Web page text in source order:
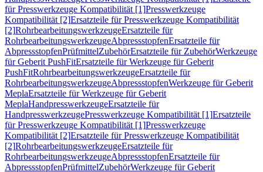
für Presswerkzeuge Kompatibilität [1]Presswerkzeuge
Kompatibilität [2]Ersatzteile für Presswerkzeuge Kompatibilität
[2]RohrbearbeitungswerkzeugeErsatzteile für
RohrbearbeitungswerkzeugeAbpressstopfenErsatzteile für
AbpressstopfenPrüfmittelZubehörErsatzteile für ZubehörWerkzeuge
für Geberit PushFitErsatzteile für Werkzeuge für Geberit
PushFitRohrbearbeitungswerkzeugeErsatzteile für
RohrbearbeitungswerkzeugeAbpressstopfenWerkzeuge für Geberit
MeplaErsatzteile für Werkzeuge für Geberit
MeplaHandpresswerkzeugeErsatzteile für
HandpresswerkzeugePresswerkzeuge Kompatibilität [1]Ersatzteile
für Presswerkzeuge Kompatibilität [1]Presswerkzeuge
Kompatibilität [2]Ersatzteile für Presswerkzeuge Kompatibilität
[2]RohrbearbeitungswerkzeugeErsatzteile für
RohrbearbeitungswerkzeugeAbpressstopfenErsatzteile für
AbpressstopfenPrüfmittelZubehörWerkzeuge für Geberit